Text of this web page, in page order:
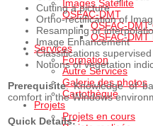
Images Satellite
OSFAC-DMT
OSFAC-DMT
OSFAC-DMT
Services
Formation
Autre Services
Galerie des photos
Cartothèque
Projets
Projets en cours
Cutting a picture
Ortho-rectification of
Resampling or
Image Enhancement
Classifications
Notions of vegetation
Prerequisite: Knowledge of
comfort in the Windows
Quick Details: